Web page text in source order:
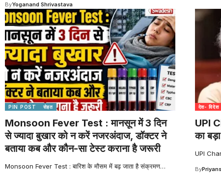
ByYoganand Shrivastava
PIN POST सेहत
Monsoon Fever Test : मानसून में 3 दिन
से ज्यादा बुखार को न करें नजरअंदाज, डॉक्टर ने
बताया कब और कौन-सा टेस्ट कराना है जरूरी
Monsoon Fever Test : बारिश के मौसम में बढ़ जाता है संक्रमण…
देश- विदेश
UPI
का
UPI
By